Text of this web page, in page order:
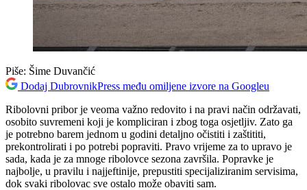
Piše: Šime Duvančić
Dodaj DubrovnikPress među omiljene izvore na Googleu
Ribolovni pribor je veoma važno redovito i na pravi način održavati,
osobito suvremeni koji je kompliciran i zbog toga osjetljiv. Zato ga
je potrebno barem jednom u godini detaljno očistiti i zaštititi,
prekontrolirati i po potrebi popraviti. Pravo vrijeme za to upravo je
sada, kada je za mnoge ribolovce sezona završila. Popravke je
najbolje, u pravilu i najjeftinije, prepustiti specijaliziranim servisima,
dok svaki ribolovac sve ostalo može obaviti sam.